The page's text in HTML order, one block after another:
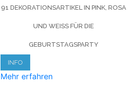
91 DEKORATIONSARTIKEL IN PINK, ROSA
UND WEISS FÜR DIE G
EBURTSTAGSPARTY
INFO
Mehr erfahren